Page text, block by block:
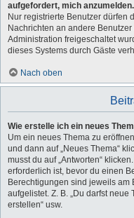
aufgefordert, mich anzumelden.
Nur registrierte Benutzer dürfen
Nachrichten an andere
Administration freigeschaltet
dieses Systems durch Gäste
Nach oben
Wie erstelle ich ein neues
Um ein neues Thema zu
und dann auf „Neues Thema“
musst du auf „Antworten“
erforderlich ist, bevor du einen
Berechtigungen sind jeweils am
aufgelistet. Z. B. „Du darfst neue
erstellen“ usw.